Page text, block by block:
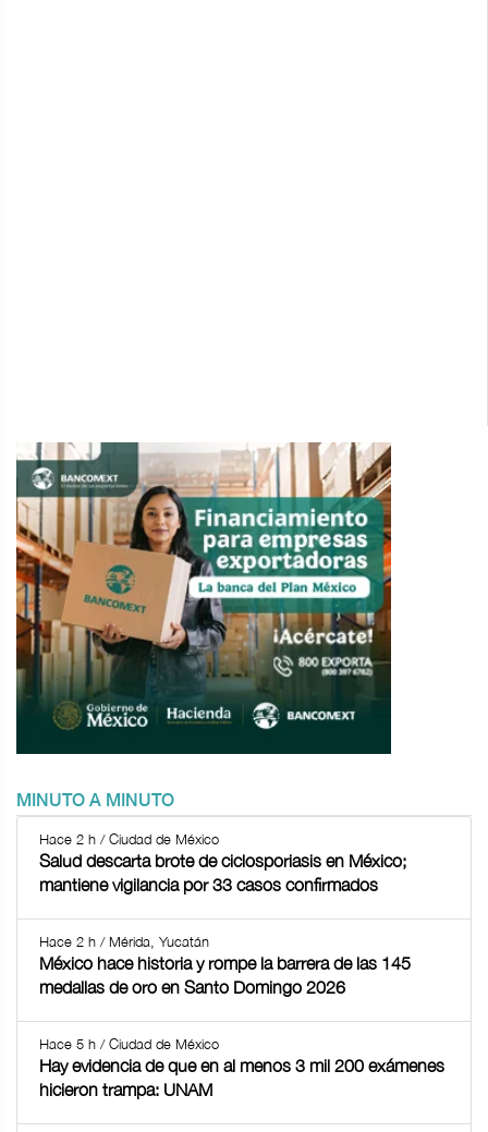
MINUTO A MINUTO
Hace 2 h / Ciudad de México
Salud descarta brote de ciclosporiasis en México;
mantiene vigilancia por 33 casos confirmados
Hace 2 h / Mérida, Yucatán
México hace historia y rompe la barrera de las 145
medallas de oro en Santo Domingo 2026
Hace 5 h / Ciudad de México
Hay evidencia de que en al menos 3 mil 200 exámenes
hicieron trampa: UNAM